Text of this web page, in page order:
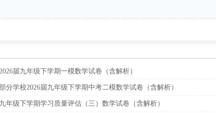
届九年级下学期一模数学试卷（含解析）
分学校2026届九年级下学期中考二模数学试卷（含解析）
年级下学期学习质量评估（三）数学试卷（含解析）